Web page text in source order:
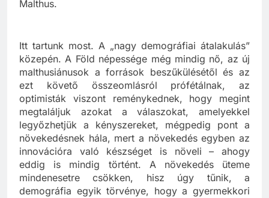
Malthus.
Itt tartunk most. A „nagy demográfiai átalakulás”
közepén. A Föld népessége még mindig nő, az új
malthusiánusok a források beszűkülésétől és az
ezt követő összeomlásról prófétálnak, az
optimisták viszont reménykednek, hogy megint
megtaláljuk azokat a válaszokat, amelyekkel
legyőzhetjük a kényszereket, mégpedig pont a
növekedésnek hála, mert a növekedés egyben az
innovációra való készséget is növeli – ahogy
eddig is mindig történt. A növekedés üteme
mindenesetre csökken, hisz úgy tűnik, a
demográfia egyik törvénye, hogy a gyermekkori